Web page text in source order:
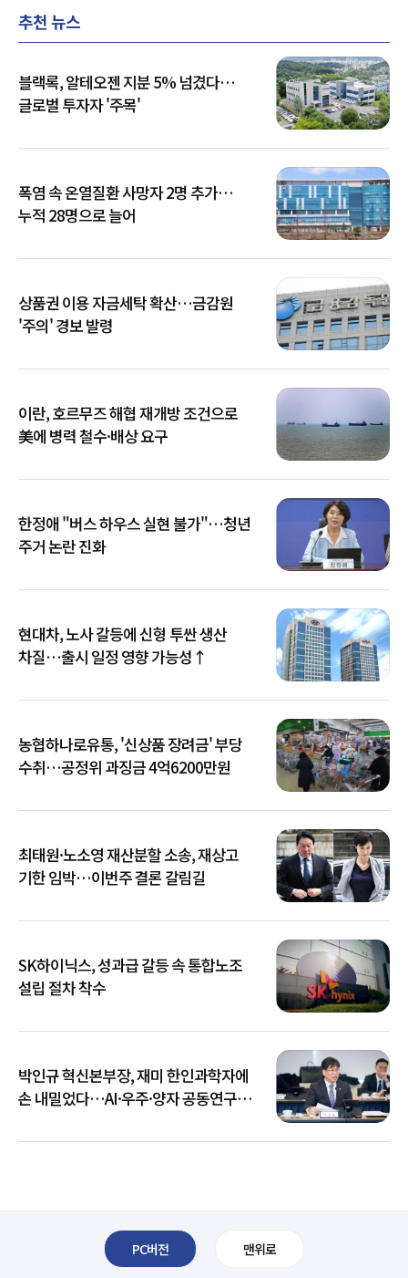
추천 뉴스
블랙록, 알테오젠 지분 5% 넘겼다…
글로벌 투자자 '주목'
폭염 속 온열질환 사망자 2명 추가…
누적 28명으로 늘어
상품권 이용 자금세탁 확산…금감원
'주의' 경보 발령
이란, 호르무즈 해협 재개방 조건으로
美에 병력 철수·배상 요구
한정애 "버스 하우스 실현 불가"…청년
주거 논란 진화
현대차, 노사 갈등에 신형 투싼 생산
차질…출시 일정 영향 가능성↑
농협하나로유통, '신상품 장려금' 부당
수취…공정위 과징금 4억6200만원
최태원·노소영 재산분할 소송, 재상고
기한 임박…이번주 결론 갈림길
SK하이닉스, 성과급 갈등 속 통합노조
설립 절차 착수
박인규 혁신본부장, 재미 한인과학자에
손 내밀었다…AI·우주·양자 공동연구
PC버전 맨위로